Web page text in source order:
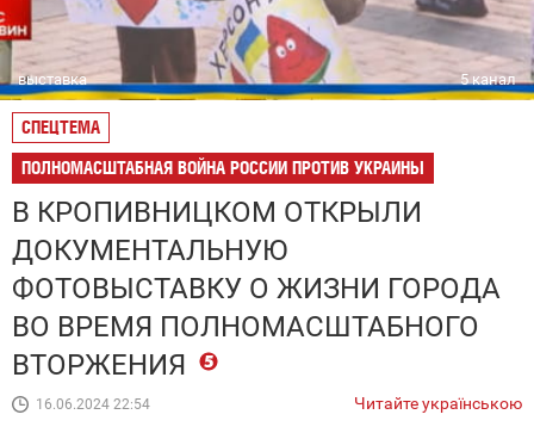
выставка 5 канал
СПЕЦТЕМА
ПОЛНОМАСШТАБНАЯ ВОЙНА РОССИИ ПРОТИВ УКРАИНЫ
В КРОПИВНИЦКОМ ОТКРЫЛИ
ДОКУМЕНТАЛЬНУЮ
ФОТОВЫСТАВКУ О ЖИЗНИ ГОРОДА
ВО ВРЕМЯ ПОЛНОМАСШТАБНОГО
ВТОРЖЕНИЯ
16.06.2024 22:54 Читайте українською